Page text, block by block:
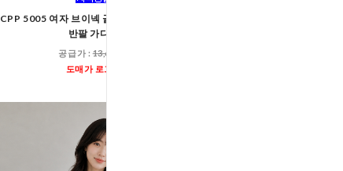
CPP 5005 여자 브이넥 골지 슬림 크롭 니트
반팔 가디건
공급가 :13,600원
도매가 로그인